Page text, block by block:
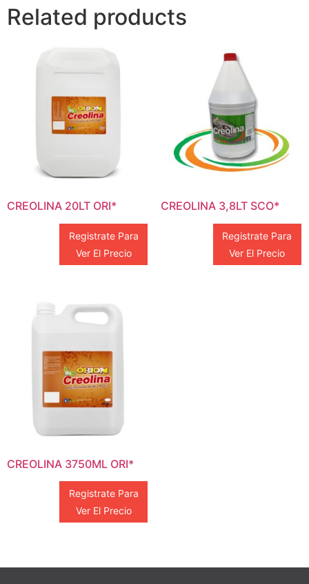
Related products
CREOLINA 20LT ORI*
Registrate Para
Ver El Precio
CREOLINA 3,8LT SCO*
Registrate Para
Ver El Precio
CREOLINA 3750ML ORI*
Registrate Para
Ver El Precio